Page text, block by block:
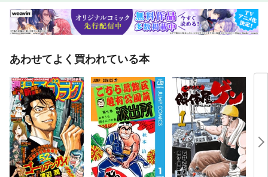
あわせてよく買われている本